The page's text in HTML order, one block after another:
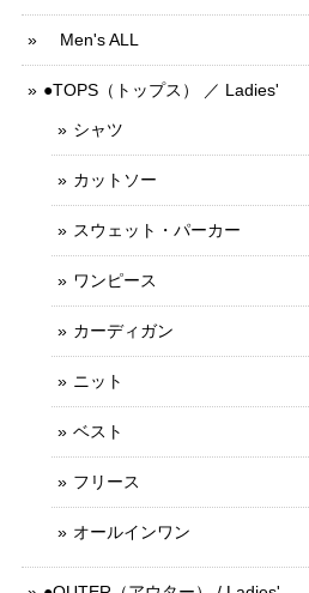
Men's ALL
●TOPS（トップス） ／ Ladies'
シャツ
カットソー
スウェット・パーカー
ワンピース
カーディガン
ニット
ベスト
フリース
オールインワン